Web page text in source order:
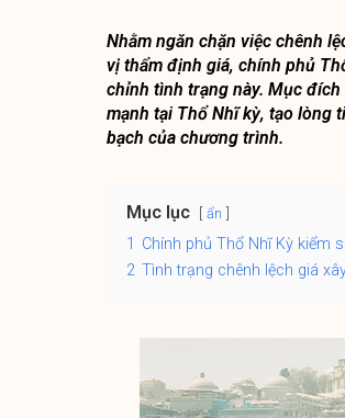
Nhằm ngăn chặn việc chênh
vị thẩm định giá, chính phủ
chỉnh tình trạng này. Mục
mạnh tại Thổ Nhĩ kỳ, tạo lòng
bạch của chương trình.
Mục lục ẩn
1
Chính phủ Thổ Nhĩ Kỳ kiểm
2 Tình trạng chênh lệch giá